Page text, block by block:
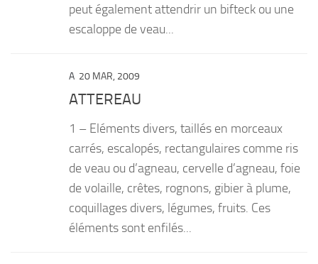
peut également attendrir un bifteck ou une
escaloppe de veau...
A 20 MAR, 2009
ATTEREAU
1 – Eléments divers, taillés en morceaux
carrés, escalopés, rectangulaires comme ris
de veau ou d’agneau, cervelle d’agneau, foie
de volaille, crêtes, rognons, gibier à plume,
coquillages divers, légumes, fruits. Ces
éléments sont enfilés...